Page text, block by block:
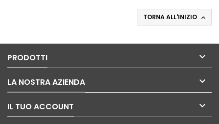
TORNA ALL'INIZIO 
PRODOTTI 
LA NOSTRA AZIENDA 
IL TUO ACCOUNT 